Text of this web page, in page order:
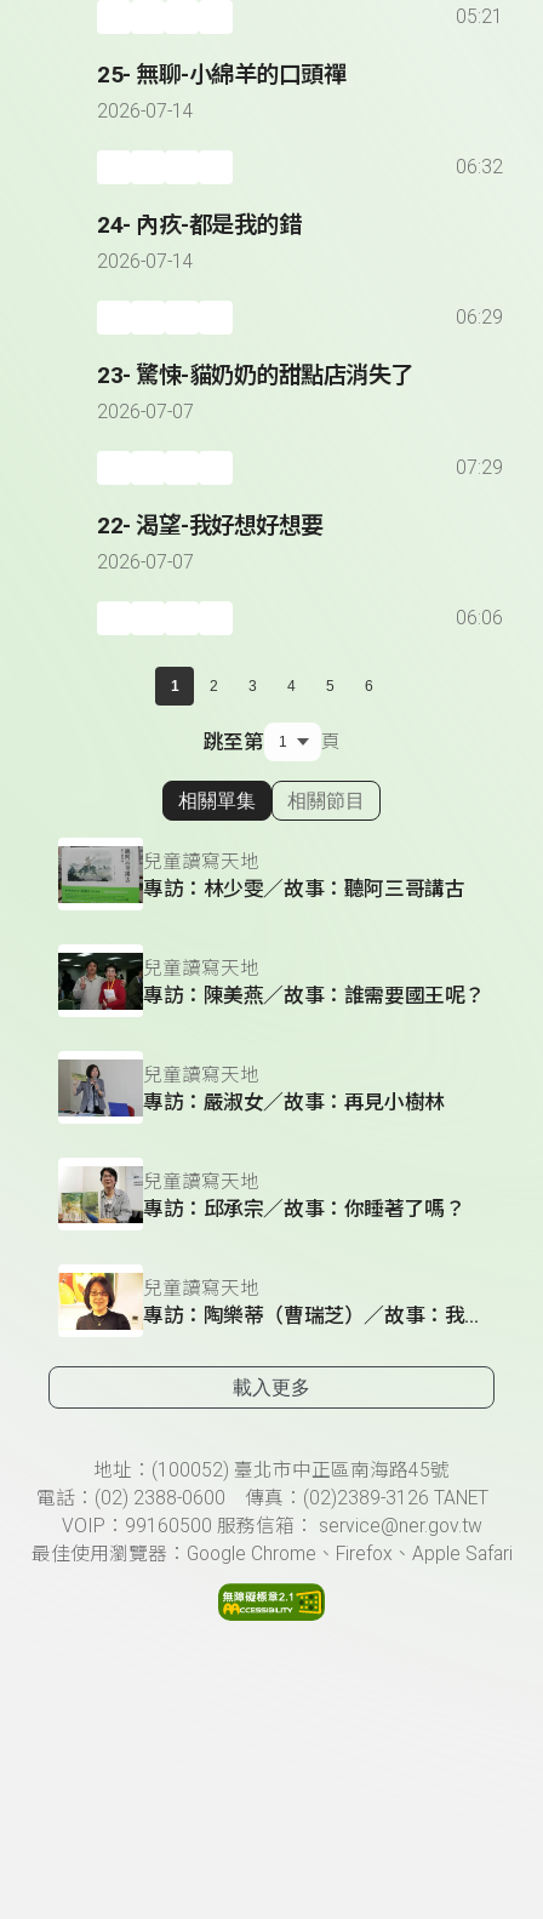
05:21
25- 無聊-小綿羊的口頭禪
2026-07-14
06:32
24- 內疚-都是我的錯
2026-07-14
06:29
23- 驚悚-貓奶奶的甜點店消失了
2026-07-07
07:29
22- 渴望-我好想好想要
2026-07-07
06:06
1 2 3 4 5 6
跳至第 頁
顯示相關單集
相關單集 相關節目
兒童讀寫天地
專訪：林少雯／故事：聽阿三哥講古
兒童讀寫天地
專訪：陳美燕／故事：誰需要國王呢？
兒童讀寫天地
專訪：嚴淑女／故事：再見小樹林
兒童讀寫天地
專訪：邱承宗／故事：你睡著了嗎？
兒童讀寫天地
專訪：陶樂蒂（曹瑞芝）／故事：我沒有哭
載入更多
頁尾資訊地址：(100052) 臺北市中正區南海路45號
電話：(02) 2388-0600 傳真：(02)2389-3126 TANET
VOIP：99160500 服務信箱： service@ner.gov.tw
最佳使用瀏覽器：Google Chrome、Firefox、Apple Safari